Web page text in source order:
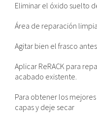
Eliminar el óxido suelto
Área de reparación
Agitar bien el frasco
Aplicar ReRACK para
acabado existente.
Para obtener los
capas y deje secar